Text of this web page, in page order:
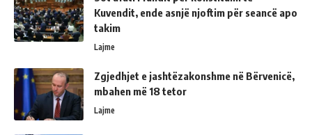
Kuvendit, ende asnjë njoftim për seancë apo
takim
Lajme
Zgjedhjet e jashtëzakonshme në Bërvenicë,
mbahen më 18 tetor
Lajme